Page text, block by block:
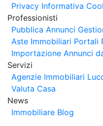
Privacy Informativa
Professionisti
Pubblica Annunci
Aste Immobiliari Portali
Importazione Annunci
Servizi
Agenzie Immobiliari
Valuta Casa
News
Immobiliare Blog